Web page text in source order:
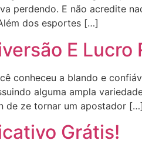
perdendo. E não acredite
dos esportes […]
E
conheceu a blando e
alguma ampla
de ze tornar um apostador […]
Grátis!